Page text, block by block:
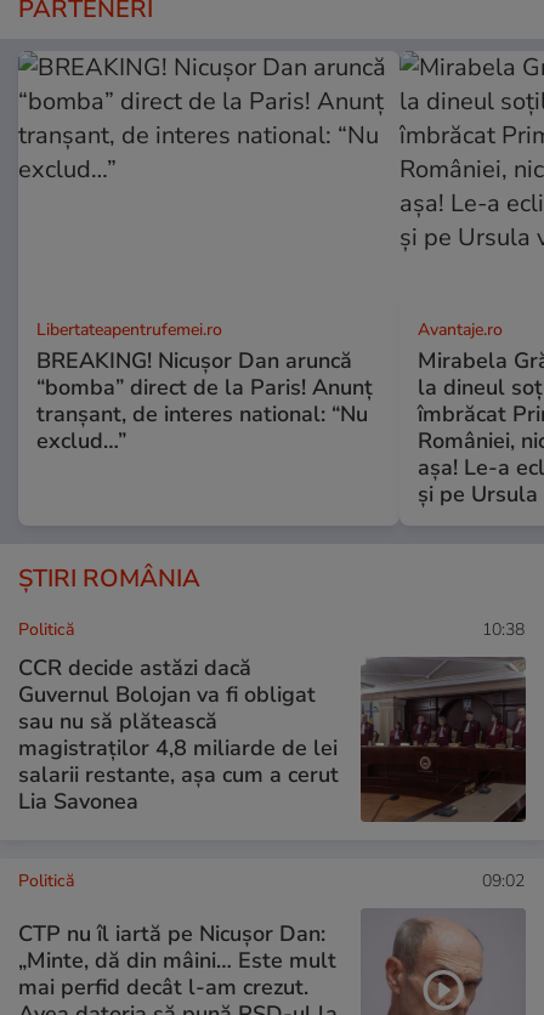
PARTENERI
Libertateapentrufemei.ro
BREAKING! Nicușor Dan aruncă
“bomba” direct de la Paris! Anunț
tranșant, de interes national: “Nu
exclud…”
Avantaje.ro
Mirabela
la dineul
îmbrăcat
României,
așa! Le-a
și pe
ȘTIRI ROMÂNIA
Politică 10:38
CCR decide astăzi dacă
Guvernul Bolojan va fi obligat
sau nu să plătească
magistraților 4,8 miliarde de lei
salarii restante, așa cum a cerut
Lia Savonea
Politică 09:02
CTP nu îl iartă pe Nicușor Dan:
„Minte, dă din mâini… Este mult
mai perfid decât l-am crezut.